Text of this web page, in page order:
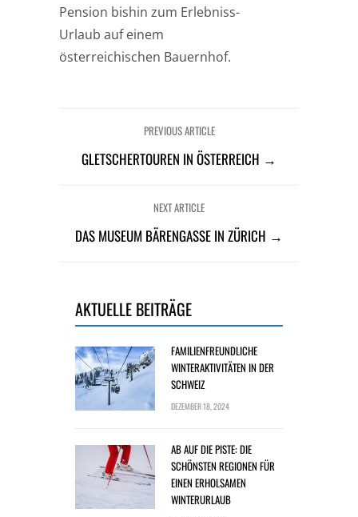
Pension bishin zum Erlebniss-
Urlaub auf einem
österreichischen Bauernhof.
PREVIOUS ARTICLE
GLETSCHERTOUREN IN ÖSTERREICH →
NEXT ARTICLE
DAS MUSEUM BÄRENGASSE IN ZÜRICH →
AKTUELLE BEITRÄGE
FAMILIENFREUNDLICHE
WINTERAKTIVITÄTEN IN DER
SCHWEIZ
DEZEMBER 18, 2024
AB AUF DIE PISTE: DIE
SCHÖNSTEN REGIONEN FÜR
EINEN ERHOLSAMEN
WINTERURLAUB